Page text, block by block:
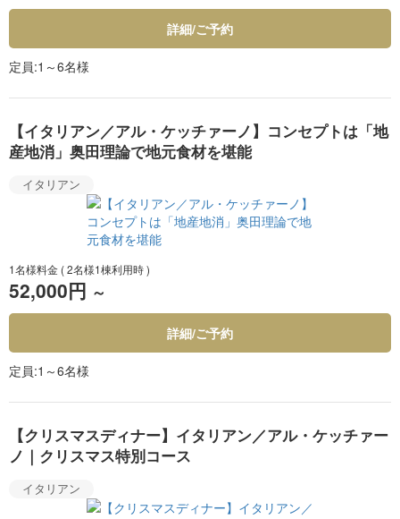
詳細/ご予約
定員 1～6名様
【イタリアン／アル・ケッチァーノ】コンセプトは「地
産地消」奥田理論で地元食材を堪能
イタリアン
1名様料金 ( 2名様1棟利用時 )
52,000円 ～
詳細/ご予約
定員 1～6名様
【クリスマスディナー】イタリアン／アル・ケッチァー
ノ｜クリスマス特別コース
イタリアン